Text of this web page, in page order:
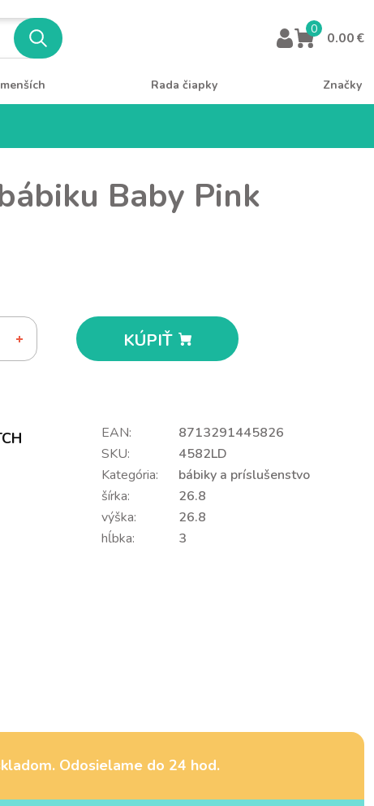
0
0.00 €
Rada čiapky Značky
Baby Pink
KÚPIŤ
EAN:
8713291445826
SKU:
4582LD
Kategória:
bábiky a príslušenstvo
šírka:
26.8
výška:
26.8
hĺbka:
3
Odosielame do 24 hod.